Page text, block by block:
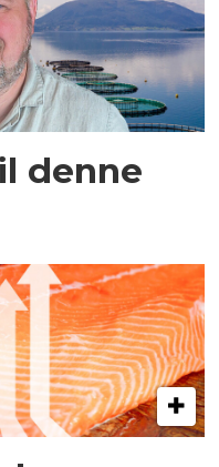
denne